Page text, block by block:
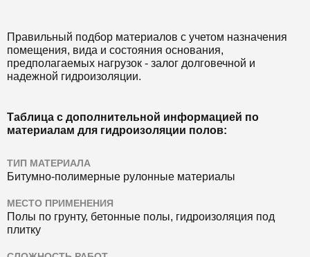
Правильный подбор материалов с учетом назначения
помещения, вида и состояния основания,
предполагаемых нагрузок - залог долговечной и
надежной гидроизоляции.
Таблица с дополнительной информацией по
материалам для гидроизоляции полов:
ТИП МАТЕРИАЛА
Битумно-полимерные рулонные материалы
МЕСТО ПРИМЕНЕНИЯ
Полы по грунту, бетонные полы, гидроизоляция под
плитку